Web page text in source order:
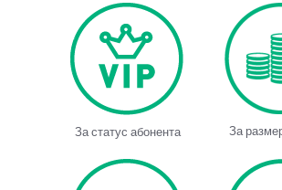
За статус абонента За